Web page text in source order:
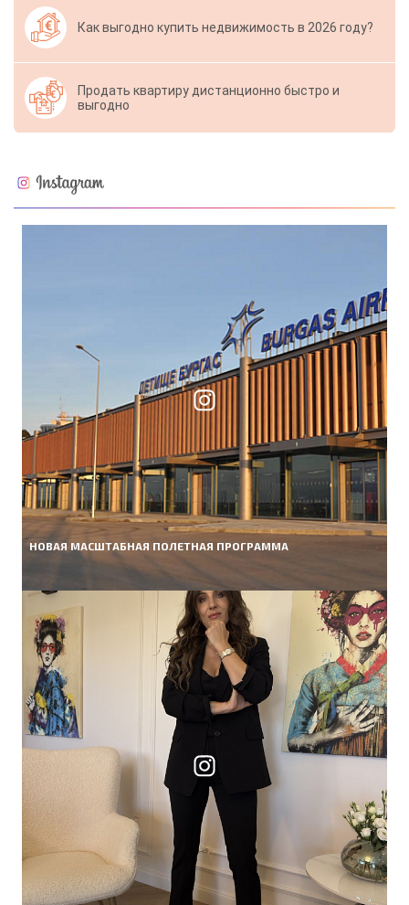
Как выгодно купить недвижимость в 2026 году?
Продать квартиру дистанционно быстро и
выгодно
НОВАЯ МАСШТАБНАЯ ПОЛЕТНАЯ ПРОГРАММА